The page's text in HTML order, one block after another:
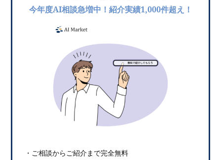
今年度AI相談急増中！紹介実績1,000件超え！
・ご相談からご紹介まで完全無料